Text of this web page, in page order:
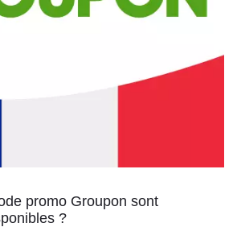
promo Groupon sont
?